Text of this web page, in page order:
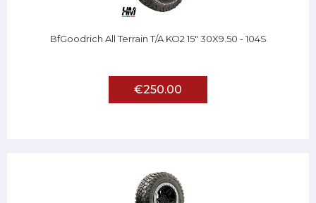
BfGoodrich All Terrain T/A KO2 15" 30X9.50 - 104S
€250.00